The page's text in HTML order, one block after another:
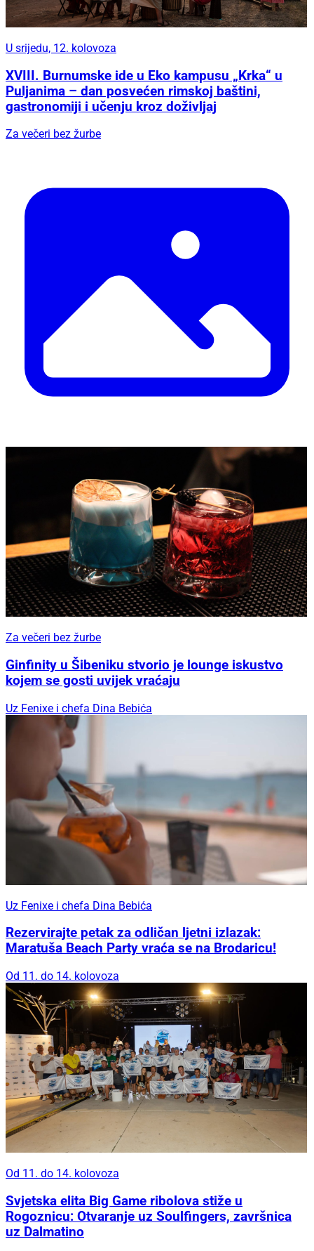
U srijedu, 12. kolovoza
XVIII. Burnumske ide u Eko kampusu „Krka“ u
Puljanima – dan posvećen rimskoj baštini,
gastronomiji i učenju kroz doživljaj
Za večeri bez žurbe
Za večeri bez žurbe
Ginfinity u Šibeniku stvorio je lounge iskustvo
kojem se gosti uvijek vraćaju
Uz Fenixe i chefa Dina Bebića
Uz Fenixe i chefa Dina Bebića
Rezervirajte petak za odličan ljetni izlazak:
Maratuša Beach Party vraća se na Brodaricu!
Od 11. do 14. kolovoza
Od 11. do 14. kolovoza
Svjetska elita Big Game ribolova stiže u
Rogoznicu: Otvaranje uz Soulfingers, završnica
uz Dalmatino